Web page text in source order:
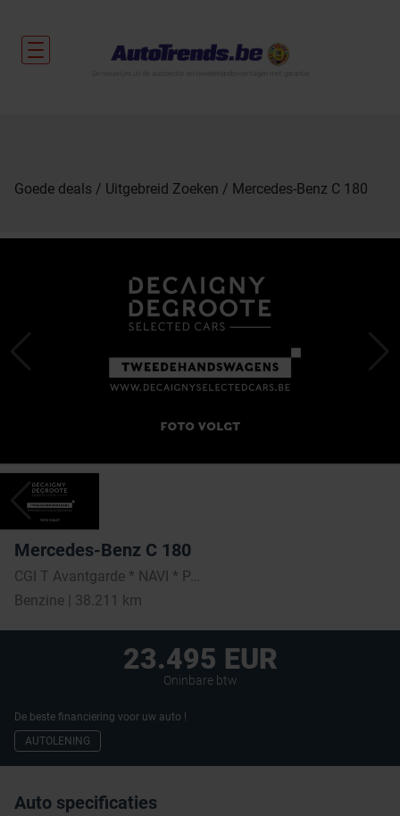
Goede deals Uitgebreid Zoeken Mercedes-Benz C 180
Mercedes-Benz C 180
Benzine | 38.211 km
23.495 EUR
Oninbare btw
De beste financiering voor uw auto !
AUTOLENING
Auto specificaties